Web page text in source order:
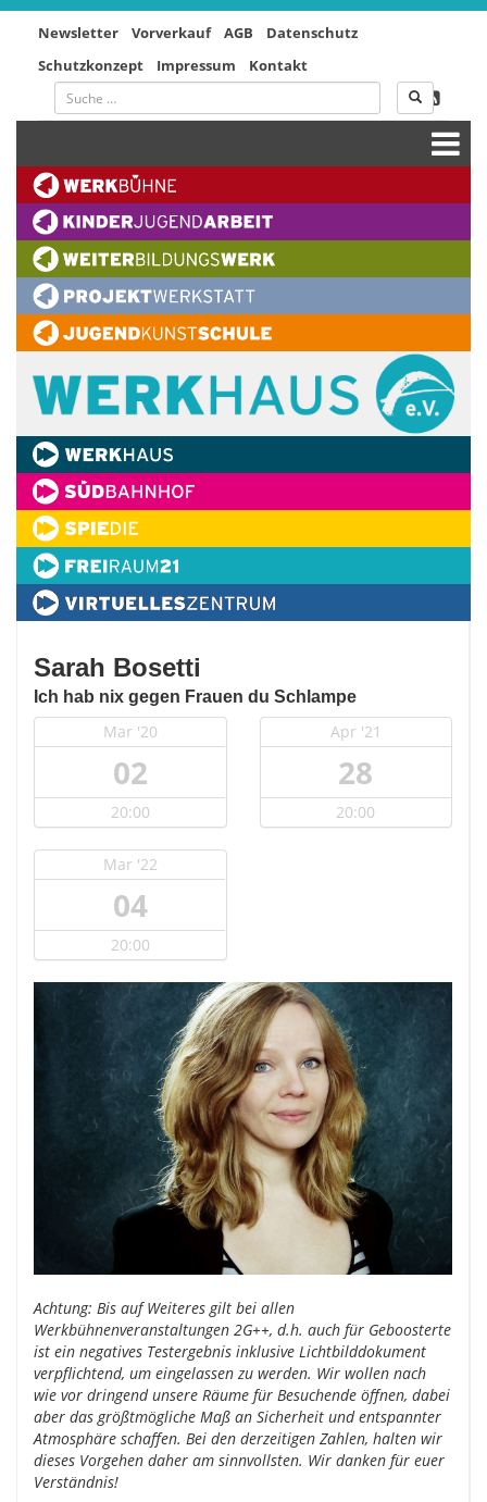
Newsletter Vorverkauf AGB
Datenschutz
Schutzkonzept
Impressum Kontakt
Sarah Bosetti
Ich hab nix gegen Frauen du Schlampe
Mar '20
02
20:00
Apr '21
28
20:00
Mar '22
04
20:00
Achtung: Bis auf Weiteres gilt bei allen
Werkbühnenveranstaltungen 2G++, d.h. auch für Geboosterte
ist ein negatives Testergebnis inklusive Lichtbilddokument
verpflichtend, um eingelassen zu werden. Wir wollen nach
wie vor dringend unsere Räume für Besuchende öffnen, dabei
aber das größtmögliche Maß an Sicherheit und entspannter
Atmosphäre schaffen. Bei den derzeitigen Zahlen, halten wir
dieses Vorgehen daher am sinnvollsten. Wir danken für euer
Verständnis!